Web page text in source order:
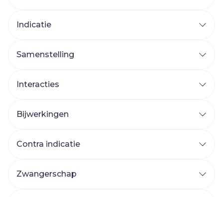
Indicatie
Samenstelling
Interacties
Bijwerkingen
Contra indicatie
Zwangerschap